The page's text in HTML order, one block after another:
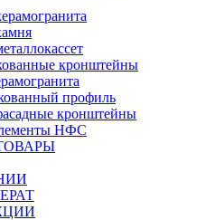
кронштейны
профиль
кронштейны
НФС